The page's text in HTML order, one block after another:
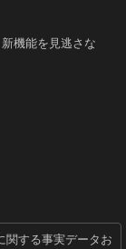
機能を見逃さな
関する事実データお